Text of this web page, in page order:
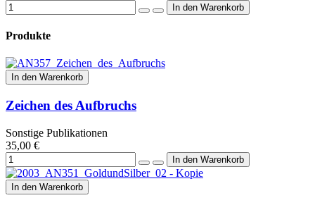
Produkte
In den Warenkorb
Zeichen des Aufbruchs
Sonstige Publikationen
35,00 €
In den Warenkorb